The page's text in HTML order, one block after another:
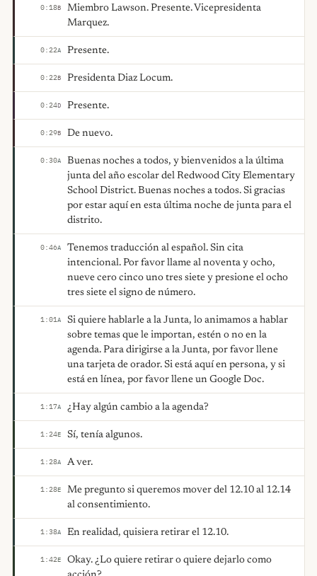
0:18B
Miembro Lawson. Presente. Vicepresidenta
Marquez.
0:22A Presente.
0:22B Presidenta Diaz Locum.
0:24D Presente.
0:29B De nuevo.
0:30A
Buenas noches a todos, y bienvenidos a la última
junta del año escolar del Redwood City Elementary
School District. Buenas noches a todos. Si gracias
por estar aquí en esta última noche de junta para el
distrito.
0:46A
Tenemos traducción al español. Sin cita
intencional. Por favor llame al noventa y ocho,
nueve cero cinco uno tres siete y presione el ocho
tres siete el signo de número.
1:01A
Si quiere hablarle a la Junta, lo animamos a hablar
sobre temas que le importan, estén o no en la
agenda. Para dirigirse a la Junta, por favor llene
una tarjeta de orador. Si está aquí en persona, y si
está en línea, por favor llene un Google Doc.
1:17A ¿Hay algún cambio a la agenda?
1:24E Sí, tenía algunos.
1:28A A ver.
1:28E
Me pregunto si queremos mover del 12.10 al 12.14
al consentimiento.
1:38A En realidad, quisiera retirar el 12.10.
1:42E
Okay. ¿Lo quiere retirar o quiere dejarlo como